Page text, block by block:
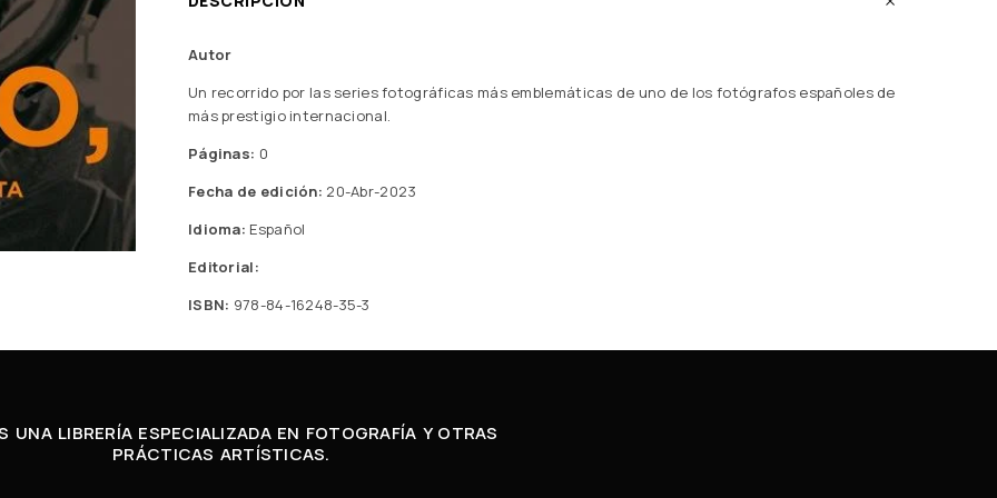
Autor
Un recorrido por las series fotográficas más emblemáticas de uno de los fotógrafos españoles de
más prestigio internacional.
Páginas: 0
Fecha de edición: 20-Abr-2023
Idioma: Español
Editorial:
ISBN: 978-84-16248-35-3
UNA LIBRERÍA ESPECIALIZADA EN FOTOGRAFÍA Y OTRAS
PRÁCTICAS ARTÍSTICAS.